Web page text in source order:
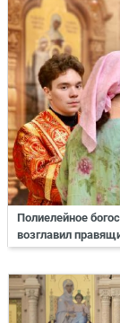
Полиелейное
возглавил